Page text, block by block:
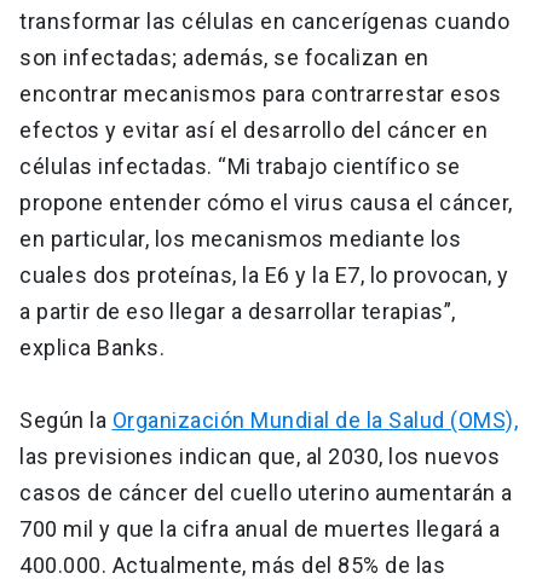
transformar las células en cancerígenas cuando
son infectadas; además, se focalizan en
encontrar mecanismos para contrarrestar esos
efectos y evitar así el desarrollo del cáncer en
células infectadas. “Mi trabajo científico se
propone entender cómo el virus causa el cáncer,
en particular, los mecanismos mediante los
cuales dos proteínas, la E6 y la E7, lo provocan, y
a partir de eso llegar a desarrollar terapias”,
explica Banks.
Según la Organización Mundial de la Salud (OMS),
las previsiones indican que, al 2030, los nuevos
casos de cáncer del cuello uterino aumentarán a
700 mil y que la cifra anual de muertes llegará a
400.000. Actualmente, más del 85% de las